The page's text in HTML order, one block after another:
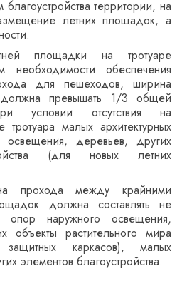
территории, на
летних площадок, а
площадки на тротуаре
необходимости обеспечения
для пешеходов, ширина
превышать 1/3 общей
условии отсутствия на
тротуара малых архитектурных
деревьев, других
(для новых летних
прохода между крайними
должна составлять не
наружного освещения,
объекты растительного мира
каркасов), малых
элементов благоустройства.